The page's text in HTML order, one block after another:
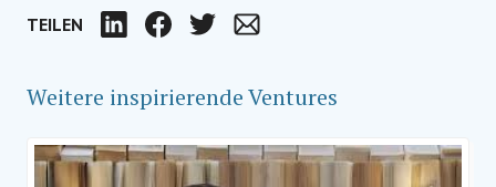
TEILEN LinkedIn FacebookTwitter
Weitere inspirierende Ventures